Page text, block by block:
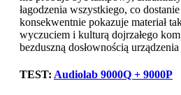
łagodzenia wszystkiego, co
konsekwentnie pokazuje materiał
wyczuciem i kulturą dojrzałego
bezduszną dosłownością
TEST: Audiolab 9000Q + 9000P